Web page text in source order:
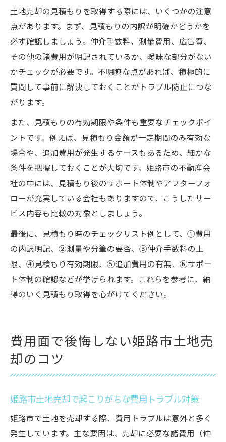
土地売却の見積もりを取得する際には、いくつかの注意
点があります。まず、見積もりの内訳が明確かどうかを
必ず確認しましょう。仲介手数料、測量費用、広告費、
その他の諸費用が明記されているか、曖昧な部分がない
かチェックが必要です。不明瞭な点があれば、積極的に
質問して事前に解決しておくことがトラブル防止につな
がります。
また、見積もりの有効期限や条件も重要なチェックポイ
ントです。例えば、見積もり金額が一定期間のみ有効な
場合や、追加費用が発生するケースもあるため、細かな
条件を把握しておくことが大切です。姫路市の不動産会
社の中には、見積もり後のサポート体制やアフターフォ
ローが充実している会社もありますので、こうしたサー
ビス内容も比較の対象としましょう。
最後に、見積もり時のチェックリスト例として、①費用
の内訳明記、②測量や分筆の要否、③仲介手数料の上
限、④見積もり有効期限、⑤追加費用の有無、⑥サポー
ト体制の確認などが挙げられます。これらを参考に、納
得のいく見積もり取得を心がけてください。
費用面で後悔しない姫路市土地売
却のコツ
姫路市土地売却で起こりがちな費用トラブル対策
姫路市で土地を売却する際、費用トラブルは意外と多く
発生しています。主な要因は、売却に必要な諸費用（仲